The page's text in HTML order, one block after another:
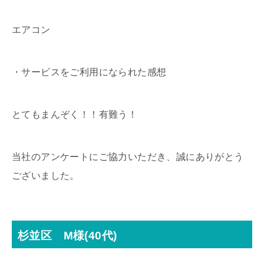
エアコン
・サービスをご利用になられた感想
とてもまんぞく！！有難う！
当社のアンケートにご協力いただき、誠にありがとう
ございました。
杉並区 M様(40代)